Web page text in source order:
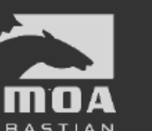
Abuztuaren 2a / 2 de
Abuztuaren 9a / 9 de
Abuztaren 12a / 12 de